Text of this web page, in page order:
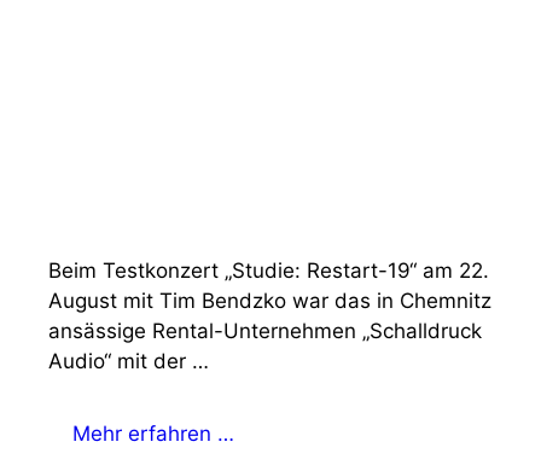
Beim Testkonzert „Studie: Restart-19“ am 22.
August mit Tim Bendzko war das in Chemnitz
ansässige Rental-Unternehmen „Schalldruck
Audio“ mit der …
Mehr erfahren …